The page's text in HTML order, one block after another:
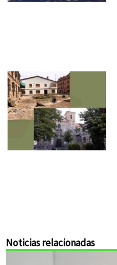
Noticias relacionadas